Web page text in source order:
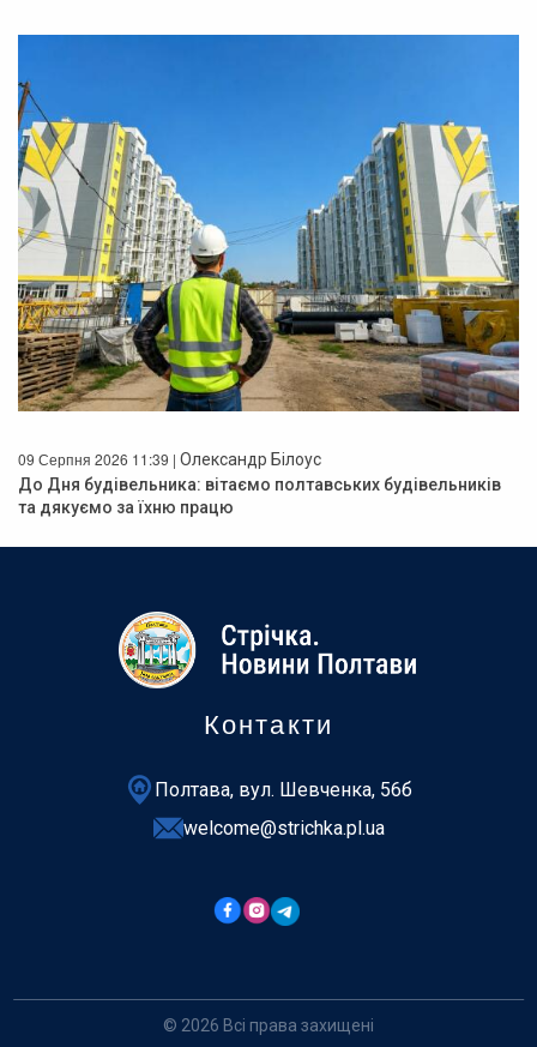
09 Серпня 2026 11:39 | Олександр Білоус
До Дня будівельника: вітаємо полтавських будівельників
та дякуємо за їхню працю
Контакти
Полтава, вул. Шевченка, 56б
welcome@strichka.pl.ua
© 2026 Всі права захищені